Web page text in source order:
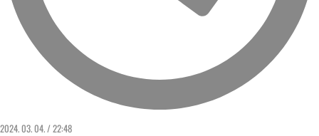
2024. 03. 04. / 22:48